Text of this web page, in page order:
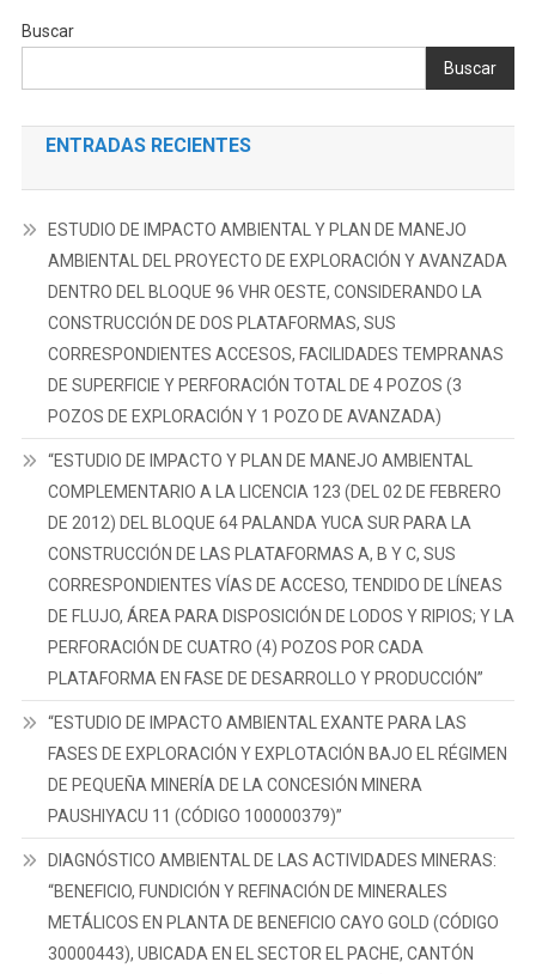
Buscar
Buscar
ENTRADAS RECIENTES
ESTUDIO DE IMPACTO AMBIENTAL Y PLAN DE MANEJO
AMBIENTAL DEL PROYECTO DE EXPLORACIÓN Y AVANZADA
DENTRO DEL BLOQUE 96 VHR OESTE, CONSIDERANDO LA
CONSTRUCCIÓN DE DOS PLATAFORMAS, SUS
CORRESPONDIENTES ACCESOS, FACILIDADES TEMPRANAS
DE SUPERFICIE Y PERFORACIÓN TOTAL DE 4 POZOS (3
POZOS DE EXPLORACIÓN Y 1 POZO DE AVANZADA)
“ESTUDIO DE IMPACTO Y PLAN DE MANEJO AMBIENTAL
COMPLEMENTARIO A LA LICENCIA 123 (DEL 02 DE FEBRERO
DE 2012) DEL BLOQUE 64 PALANDA YUCA SUR PARA LA
CONSTRUCCIÓN DE LAS PLATAFORMAS A, B Y C, SUS
CORRESPONDIENTES VÍAS DE ACCESO, TENDIDO DE LÍNEAS
DE FLUJO, ÁREA PARA DISPOSICIÓN DE LODOS Y RIPIOS; Y LA
PERFORACIÓN DE CUATRO (4) POZOS POR CADA
PLATAFORMA EN FASE DE DESARROLLO Y PRODUCCIÓN”
“ESTUDIO DE IMPACTO AMBIENTAL EXANTE PARA LAS
FASES DE EXPLORACIÓN Y EXPLOTACIÓN BAJO EL RÉGIMEN
DE PEQUEÑA MINERÍA DE LA CONCESIÓN MINERA
PAUSHIYACU 11 (CÓDIGO 100000379)”
DIAGNÓSTICO AMBIENTAL DE LAS ACTIVIDADES MINERAS:
“BENEFICIO, FUNDICIÓN Y REFINACIÓN DE MINERALES
METÁLICOS EN PLANTA DE BENEFICIO CAYO GOLD (CÓDIGO
30000443), UBICADA EN EL SECTOR EL PACHE, CANTÓN